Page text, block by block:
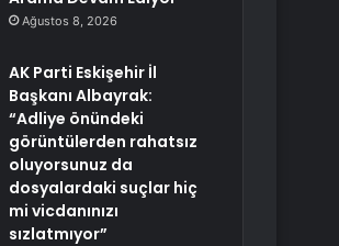
Ağustos 8, 2026
AK Parti Eskişehir İl
Başkanı Albayrak:
“Adliye önündeki
görüntülerden rahatsız
oluyorsunuz da
dosyalardaki suçlar hiç
mi vicdanınızı
sızlatmıyor”